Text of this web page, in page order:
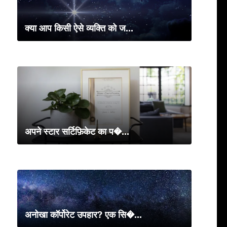
क्या आप किसी ऐसे व्यक्ति को ज...
अपने स्टार सर्टिफ़िकेट का प�...
अनोखा कॉर्पोरेट उपहार? एक सि�...